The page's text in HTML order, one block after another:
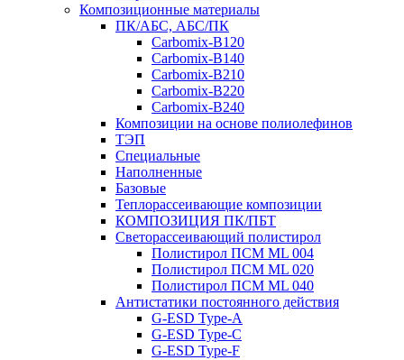
Композиционные материалы
ПК/АБС, АБС/ПК
Carbomix-В120
Carbomix-В140
Carbomix-В210
Carbomix-В220
Carbomix-В240
Композиции на основе полиолефинов
ТЭП
Специальные
Наполненные
Базовые
Теплорассеивающие композиции
КОМПОЗИЦИЯ ПК/ПБТ
Светорассеивающий полистирол
Полистирол ПСМ ML 004
Полистирол ПСМ ML 020
Полистирол ПСМ ML 040
Антистатики постоянного действия
G-ESD Type-A
G-ESD Type-C
G-ESD Type-F